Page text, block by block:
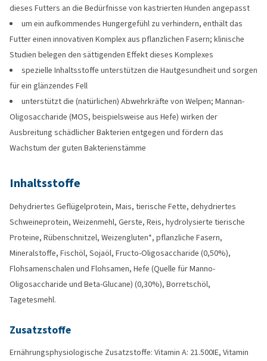
dieses Futters an die Bedürfnisse von kastrierten Hunden angepasst
um ein aufkommendes Hungergefühl zu verhindern, enthält das
Futter einen innovativen Komplex aus pflanzlichen Fasern; klinische
Studien belegen den sättigenden Effekt dieses Komplexes
spezielle Inhaltsstoffe unterstützen die Hautgesundheit und sorgen
für ein glänzendes Fell
unterstützt die (natürlichen) Abwehrkräfte von Welpen; Mannan-
Oligosaccharide (MOS, beispielsweise aus Hefe) wirken der
Ausbreitung schädlicher Bakterien entgegen und fördern das
Wachstum der guten Bakterienstämme
Inhaltsstoffe
Dehydriertes Geflügelprotein, Mais, tierische Fette, dehydriertes
Schweineprotein, Weizenmehl, Gerste, Reis, hydrolysierte tierische
Proteine, Rübenschnitzel, Weizengluten*, pflanzliche Fasern,
Mineralstoffe, Fischöl, Sojaöl, Fructo-Oligosaccharide (0,50%),
Flohsamenschalen und Flohsamen, Hefe (Quelle für Manno-
Oligosaccharide und Beta-Glucane) (0,30%), Borretschöl,
Tagetesmehl.
Zusatzstoffe
Ernährungsphysiologische Zusatzstoffe: Vitamin A: 21.500IE, Vitamin